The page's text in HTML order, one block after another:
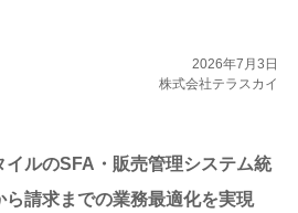
2026年7月3日
株式会社テラスカイ
イルのSFA・販売管理システム統
ら請求までの業務最適化を実現